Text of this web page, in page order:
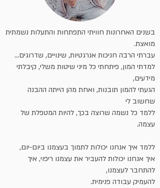
בשנים האחרונות חוויתי התפתחות והתעלות נשמתית
מואצת.
עברתי הרבה חניכות אנרגטיות, שינויים, שדרוגים...
למדתי המון, פיתחתי כל מיני שיטות משלי, קיבלתי
מידעים,
הגעתי להמון תובנות, ואחת מהן הייתה ההבנה
שחשוב לי
ללמד כל נשמה שרוצה בכך, להיות המטפלת של
עצמה.
ללמד איך אנחנו יכולות לתמוך בעצמנו ביום-יום,
איך אנחנו יכולות להעביר את עצמנו ריפוי, איך
להתחבר לעצמנו,
להעמיק עבודה פנימית.